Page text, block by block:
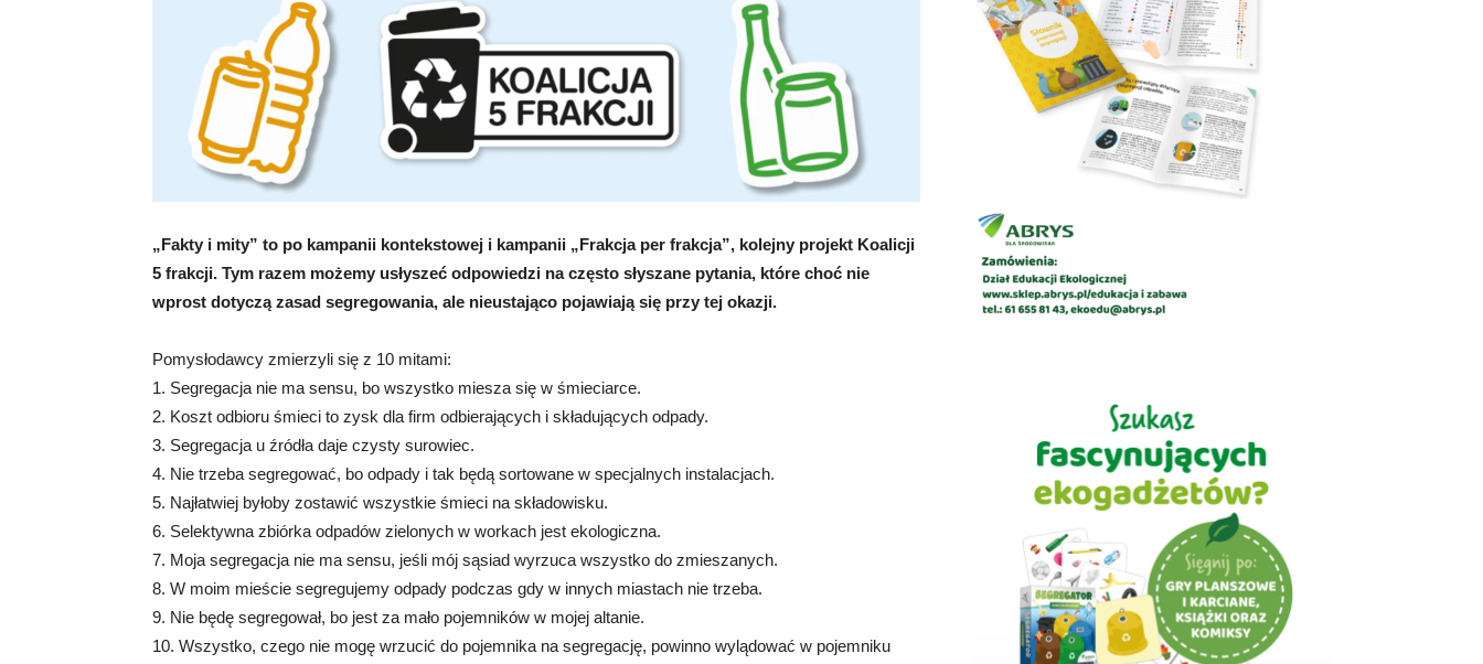
„Fakty i mity” to po kampanii kontekstowej i kampanii „Frakcja per frakcja”, kolejny projekt Koalicji
5 frakcji. Tym razem możemy usłyszeć odpowiedzi na często słyszane pytania, które choć nie
wprost dotyczą zasad segregowania, ale nieustająco pojawiają się przy tej okazji.
Pomysłodawcy zmierzyli się z 10 mitami:
1. Segregacja nie ma sensu, bo wszystko miesza się w śmieciarce.
2. Koszt odbioru śmieci to zysk dla firm odbierających i składujących odpady.
3. Segregacja u źródła daje czysty surowiec.
4. Nie trzeba segregować, bo odpady i tak będą sortowane w specjalnych instalacjach.
5. Najłatwiej byłoby zostawić wszystkie śmieci na składowisku.
6. Selektywna zbiórka odpadów zielonych w workach jest ekologiczna.
7. Moja segregacja nie ma sensu, jeśli mój sąsiad wyrzuca wszystko do zmieszanych.
8. W moim mieście segregujemy odpady podczas gdy w innych miastach nie trzeba.
9. Nie będę segregował, bo jest za mało pojemników w mojej altanie.
10. Wszystko, czego nie mogę wrzucić do pojemnika na segregację, powinno wylądować w pojemniku